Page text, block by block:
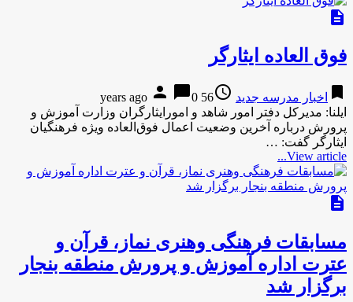
description
فوق العاده ایثارگر
bookmark اخبار مدرسه جدید access_time
56 years ago
person chat_bubble0
ایلنا: مدیرکل دفتر امور شاهد و امورایثارگران وزارت آموزش و
پرورش درباره آخرین وضعیت اعمال فوق‌العاده ویژه فرهنگیان
ایثارگر گفت: …
View article...
description
مسابقات فرهنگی وهنری نماز، قرآن و
عترت اداره آموزش و پرورش منطقه بنجار
برگزار شد